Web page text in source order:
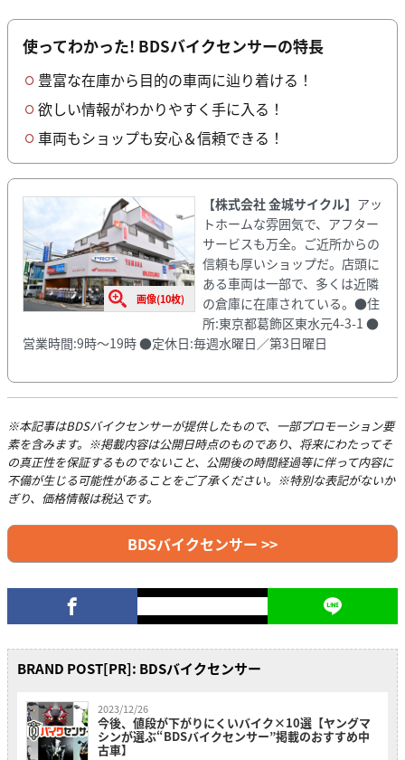
使ってわかった! BDSバイクセンサーの特長
豊富な在庫から目的の車両に辿り着ける！
欲しい情報がわかりやすく手に入る！
車両もショップも安心＆信頼できる！
画像(10枚)
【株式会社 金城サイクル】 アッ
トホームな雰囲気で、アフター
サービスも万全。ご近所からの
信頼も厚いショップだ。店頭に
ある車両は一部で、多くは近隣
の倉庫に在庫されている。●住
所:東京都葛飾区東水元4-3-1 ●
営業時間:9時～19時 ●定休日:毎週水曜日／第3日曜日
※本記事はBDSバイクセンサーが提供したもので、一部プロモーション要
素を含みます。※掲載内容は公開日時点のものであり、将来にわたってそ
の真正性を保証するものでないこと、公開後の時間経過等に伴って内容に
不備が生じる可能性があることをご了承ください。※特別な表記がないか
ぎり、価格情報は税込です。
BDSバイクセンサー >>
BRAND POST[PR]: BDSバイクセンサー
2023/12/26
今後、値段が下がりにくいバイク×10選【ヤングマ
シンが選ぶ“BDSバイクセンサー”掲載のおすすめ中
古車】